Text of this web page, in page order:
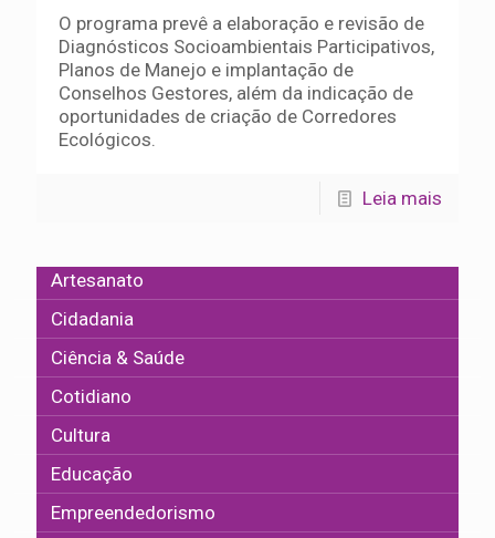
O programa prevê a elaboração e revisão de
Diagnósticos Socioambientais Participativos,
Planos de Manejo e implantação de
Conselhos Gestores, além da indicação de
oportunidades de criação de Corredores
Ecológicos.
Leia mais
Artesanato
Cidadania
Ciência & Saúde
Cotidiano
Cultura
Educação
Empreendedorismo